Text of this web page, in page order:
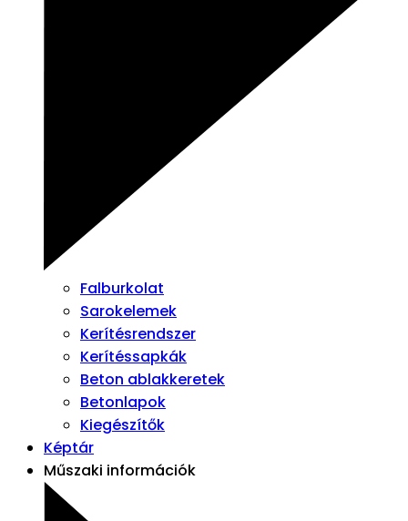
Falburkolat
Sarokelemek
Kerítésrendszer
Kerítéssapkák
Beton ablakkeretek
Betonlapok
Kiegészítők
Képtár
Műszaki információk